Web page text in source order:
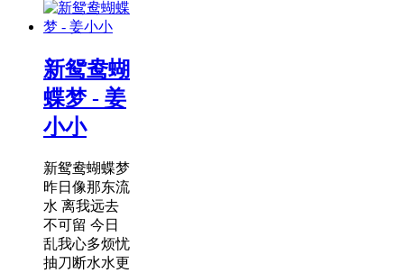
新鸳鸯蝴
蝶梦 - 姜
小小
新鸳鸯蝴蝶梦
昨日像那东流
水 离我远去
不可留 今日
乱我心多烦忧
抽刀断水水更